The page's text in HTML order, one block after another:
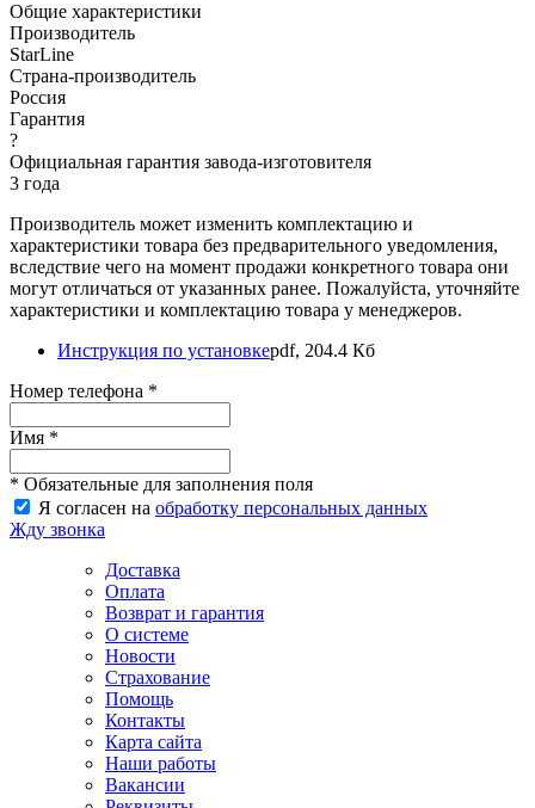
Общие характеристики
Производитель
StarLine
Страна-производитель
Россия
Гарантия
?
Официальная гарантия завода-изготовителя
3 года
Производитель может изменить комплектацию и
характеристики товара без предварительного уведомления,
вследствие чего на момент продажи конкретного товара они
могут отличаться от указанных ранее. Пожалуйста, уточняйте
характеристики и комплектацию товара у менеджеров.
Инструкция по установкеpdf, 204.4 Кб
Номер телефона *
Имя *
* Обязательные для заполнения поля
Я согласен на обработку персональных данных
Жду звонка
Доставка
Оплата
Возврат и гарантия
О системе
Новости
Страхование
Помощь
Контакты
Карта сайта
Наши работы
Вакансии